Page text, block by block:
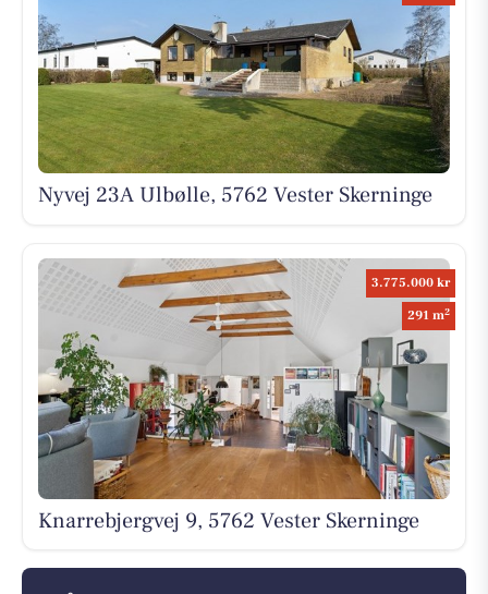
Nyvej 23A Ulbølle, 5762 Vester Skerninge
3.775.000 kr
291 m2
Knarrebjergvej 9, 5762 Vester Skerninge